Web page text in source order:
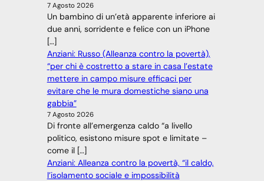
7 Agosto 2026
Un bambino di un’età apparente inferiore ai
due anni, sorridente e felice con un iPhone
[…]
Anziani: Russo (Alleanza contro la povertà),
“per chi è costretto a stare in casa l’estate
mettere in campo misure efficaci per
evitare che le mura domestiche siano una
gabbia”
7 Agosto 2026
Di fronte all’emergenza caldo “a livello
politico, esistono misure spot e limitate –
come il […]
Anziani: Alleanza contro la povertà, “il caldo,
l’isolamento sociale e impossibilità